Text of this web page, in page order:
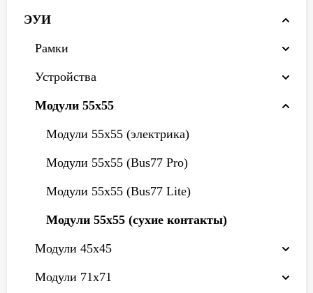
ЭУИ
Рамки
Устройства
Модули 55х55
Модули 55x55 (электрика)
Модули 55x55 (Bus77 Pro)
Модули 55x55 (Bus77 Lite)
Модули 55x55 (сухие контакты)
Модули 45х45
Модули 71х71